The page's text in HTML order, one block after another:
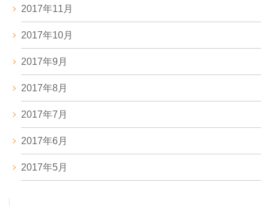
2017年11月
2017年10月
2017年9月
2017年8月
2017年7月
2017年6月
2017年5月